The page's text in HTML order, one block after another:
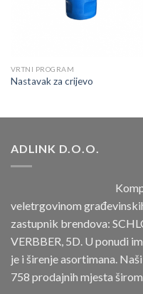
VRTNI PROGRAM
Nastavak za crijevo
ADLINK D.O.O.
veletrgovinom
zastupnik brendova:
VERBBER, 5D. U ponudi
je i širenje asortimana.
758 prodajnih mjesta